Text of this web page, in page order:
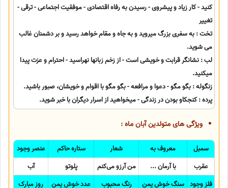
کنید - کار زیاد و پیشروی - رسیدن به رفاه اقتصادی - موفقیت اجتماعی - ترقی -
تغییر
تخت : به سفری بزرگ میروید و به جاه و مقام خواهد رسید و بر دشمنان غالب
می شوید.
لب : نشانگر قرابت و خویشی است - از زخم زبانها نهراسید - احترام و عزت پیدا
میکنید.
زنگوله : بگو مگو - دعوا و مرافعه - بگو مگو با اقوام و خویشان، صبور باشید.
پرده : کنجکاو بودن در زندگی - میخواهید از اسرار دیگران با خبر شوید.
ویژگی های متولدین آبان ماه :
سمبل معروف به شعار ستاره حاکم
عنصر وجود
عقرب
با آرمان ... من آرزو می‌کنم پلوتو
آب
فلز وجود سنگ خوش یمن رنگ محبوب عدد خوش یمن
روز مبارک